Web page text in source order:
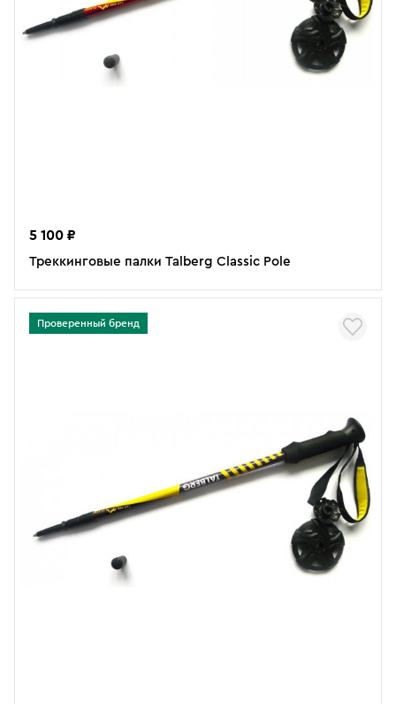
5 100 ₽
Треккинговые палки Talberg Classic Pole
Проверенный бренд